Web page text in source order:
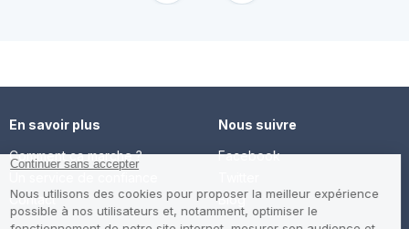
En savoir plus
Comment ça marche ?
Contact
Nous suivre
Facebook
Blog